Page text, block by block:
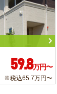
59.8万円〜
※税込65.7万円〜